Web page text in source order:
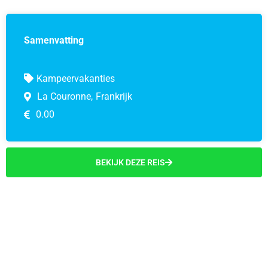
Samenvatting
Kampeervakanties
La Couronne, Frankrijk
0.00
BEKIJK DEZE REIS